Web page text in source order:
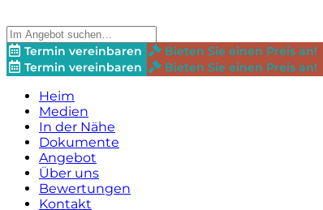
Termin vereinbaren Bieten Sie einen Preis an!
Termin vereinbaren
Bieten Sie einen Preis an!
Heim
Medien
In der Nähe
Dokumente
Angebot
Über uns
Bewertungen
Kontakt